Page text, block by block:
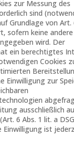
zur Messung des
sind
Grundlage von Art.
sofern keine andere
wird. Der
ein berechtigtes
Cookies
Einwilligung zur
ausschließlich
6 Abs. 1 lit. a
Einwilligung ist